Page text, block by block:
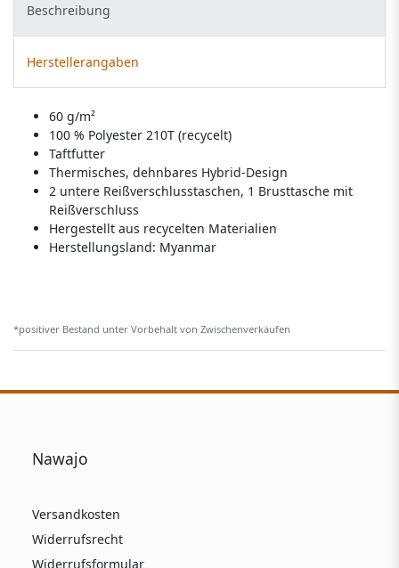
Beschreibung
Herstellerangaben
60 g/m²
100 % Polyester 210T (recycelt)
Taftfutter
Thermisches, dehnbares Hybrid-Design
2 untere Reißverschlusstaschen, 1 Brusttasche mit
Reißverschluss
Hergestellt aus recycelten Materialien
Herstellungsland: Myanmar
*positiver Bestand unter Vorbehalt von Zwischenverkäufen
Nawajo
Versandkosten
Widerrufsrecht
Widerrufsformular